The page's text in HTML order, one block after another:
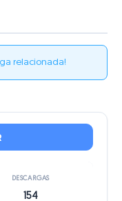
relacionada!
DESCARGAS
154